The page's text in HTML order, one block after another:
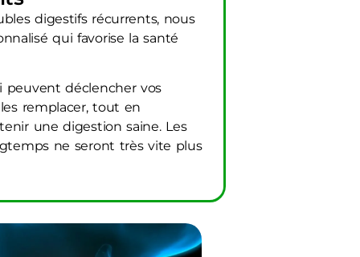
digestifs récurrents, nous
qui favorise la santé
peuvent déclencher vos
remplacer, tout en
une digestion saine. Les
ne seront très vite plus